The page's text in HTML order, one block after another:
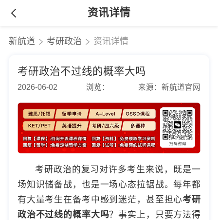
资讯详情
新航道 考研政治 资讯详情
考研政治不过线的概率大吗
2026-06-02 浏览： 来源：新航道官网
考研政治的复习对许多考生来说，既是一
场知识储备战，也是一场心态拉锯战。每年都
有大量考生在备考中感到迷茫，甚至担心考研
政治不过线的概率大吗？事实上，只要方法得